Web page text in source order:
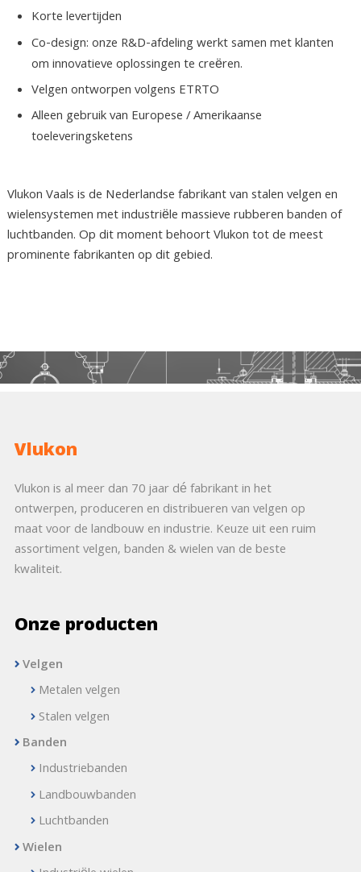
Korte levertijden
Co-design: onze R&D-afdeling werkt samen met klanten
om innovatieve oplossingen te creëren.
Velgen ontworpen volgens ETRTO
Alleen gebruik van Europese / Amerikaanse
toeleveringsketens
Vlukon Vaals is de Nederlandse fabrikant van stalen velgen en
wielensystemen met industriële massieve rubberen banden of
luchtbanden. Op dit moment behoort Vlukon tot de meest
prominente fabrikanten op dit gebied.
Vlukon
Vlukon is al meer dan 70 jaar dé fabrikant in het
ontwerpen, produceren en distribueren van velgen op
maat voor de landbouw en industrie. Keuze uit een ruim
assortiment velgen, banden & wielen van de beste
kwaliteit.
Onze producten
Velgen
Metalen velgen
Stalen velgen
Banden
Industriebanden
Landbouwbanden
Luchtbanden
Wielen